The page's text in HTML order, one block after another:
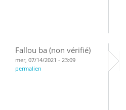
Fallou ba (non vérifié)
mer, 07/14/2021 - 23:09
permalien